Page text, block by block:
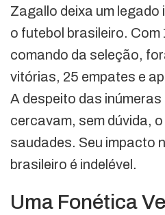
Zagallo deixa um
o futebol brasileiro. Com
comando da seleção,
vitórias, 25 empates e
A despeito das inúmeras
cercavam, sem dúvida,
saudades. Seu impacto
brasileiro é indelével.
Uma Fonética